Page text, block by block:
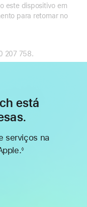
este dispositivo em
para retomar no
207 758.
está
serviços na
◊